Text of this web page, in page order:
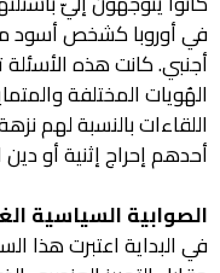
في أوروبا كشخص أسود
أجنبي. كانت هذه
الهُويات المختلفة
اللقاءات بالنسبة لهم
أحدهم إحراج إثنية أو
الصوابية السياسية